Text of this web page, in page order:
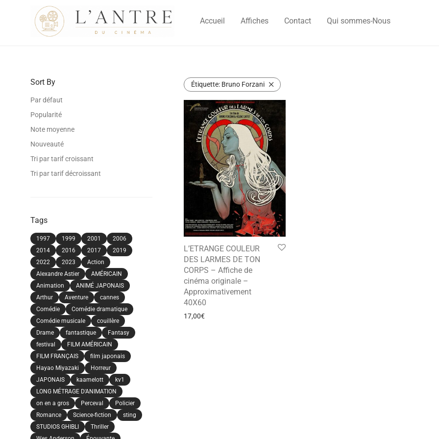
Accueil Affiches Contact Qui sommes-Nous
Sort By
Par défaut
Popularité
Note moyenne
Nouveauté
Tri par tarif croissant
Tri par tarif décroissant
Tags
1997 1999 2001
2006
2014
2016 2017
2019
2022
2023
Action
Alexandre Astier
AMÉRICAIN
Animation
ANIMÉ JAPONAIS
Arthur
Aventure
cannes
Comédie
Comédie dramatique
Comédie musicale
couillère
Drame
fantastique
Fantasy
festival
FILM AMÉRICAIN
FILM FRANÇAIS
film japonais
Hayao Miyazaki
Horreur
JAPONAIS
kaamelott
kv1
LONG MÉTRAGE D'ANIMATION
on en a gros
Perceval
Policier
Romance
Science-fiction
sting
STUDIOS GHIBLI
Thriller
Étiquette: Bruno Forzani
L’ETRANGE COULEUR
DES LARMES DE TON
CORPS – Affiche de
cinéma originale –
Approximativement
40X60
17,00€